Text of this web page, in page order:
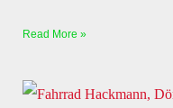
Read More »